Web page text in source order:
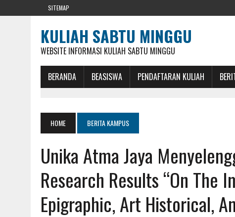
SITEMAP
KULIAH SABTU MINGGU
WEBSITE INFORMASI KULIAH SABTU MINGGU
BERANDA BEASISWA PENDAFTARAN KULIAH
HOME BERITA KAMPUS
Unika Atma Jaya
Research Results “On The
Epigraphic, Art Historical,